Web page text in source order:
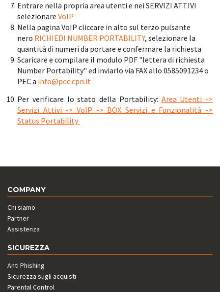
Entrare nella propria area utenti e nei SERVIZI ATTIVI
selezionare VoIP
Nella pagina VoIP cliccare in alto sul terzo pulsante
nero RICHIEDI NUMBER PORTABILITY, selezionare la
quantità di numeri da portare e confermare la richiesta
Scaricare e compilare il modulo PDF "lettera di richiesta
Number Portability" ed inviarlo via FAX allo 0585091234 o
PEC a info@pec.cpn.it
Per verificare lo stato della Portability: Area Utenti ->
Servizi Attivi -> VoIP -> BOX Servizi e Funzionalità ->
Status Portability
COMPANY
Chi siamo
Partner
Assistenza
SICUREZZA
Anti Phishing
Sicurezza sugli acquisti
Parental Control